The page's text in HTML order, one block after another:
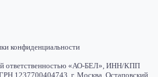
конфиденциальности
ответственностью «АО-БЕЛ», ИНН/КПП
1237700404743, г. Москва, Остаповский